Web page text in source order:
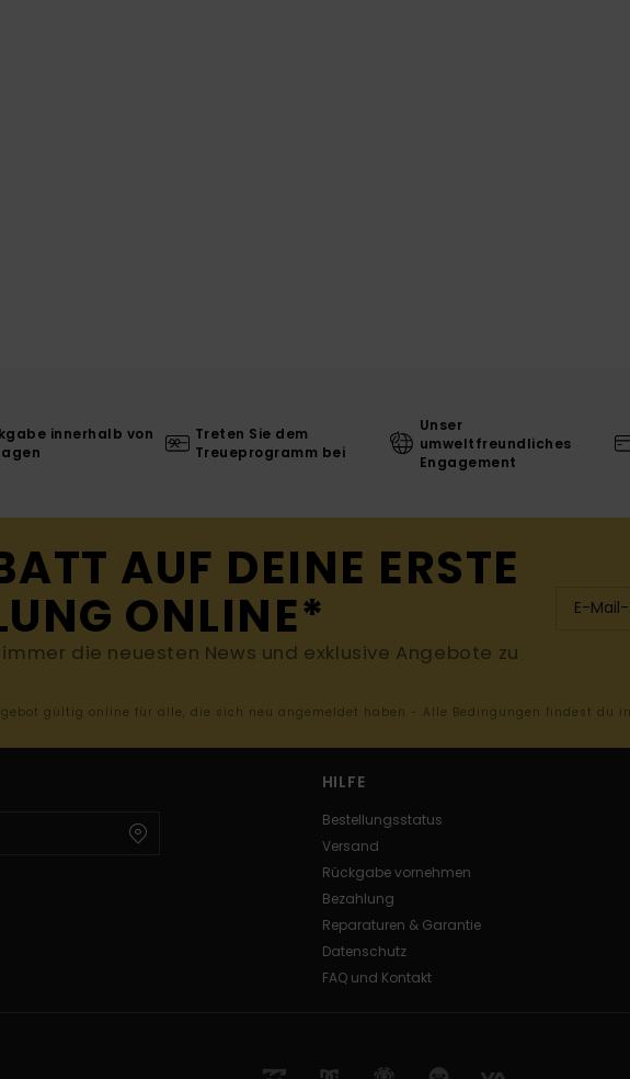
innerhalb von
Treten Sie dem
Treueprogramm bei
Unser
umweltfreundliches
Engagement
AUF DEINE ERSTE
ONLINE*
die neuesten News und exklusive Angebote zu
gültig online für alle, die sich neu angemeldet haben - Alle Bedingungen findest du
HILFE
Bestellungsstatus
Versand
Rückgabe vornehmen
Bezahlung
Reparaturen & Garantie
Datenschutz
FAQ und Kontakt